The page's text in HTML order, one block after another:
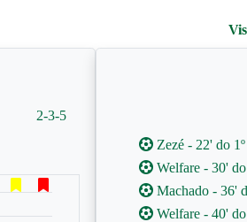
2-3-5
Zezé - 22' do
Welfare - 30'
Machado - 36'
Welfare - 40'